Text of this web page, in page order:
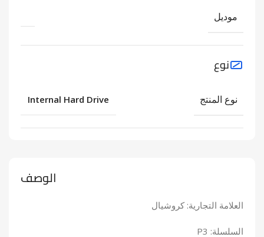
الوصف
العلامة التجارية: كروشيال
السلسلة: P3
موديل
نوع
نوع المنتج Internal Hard Drive